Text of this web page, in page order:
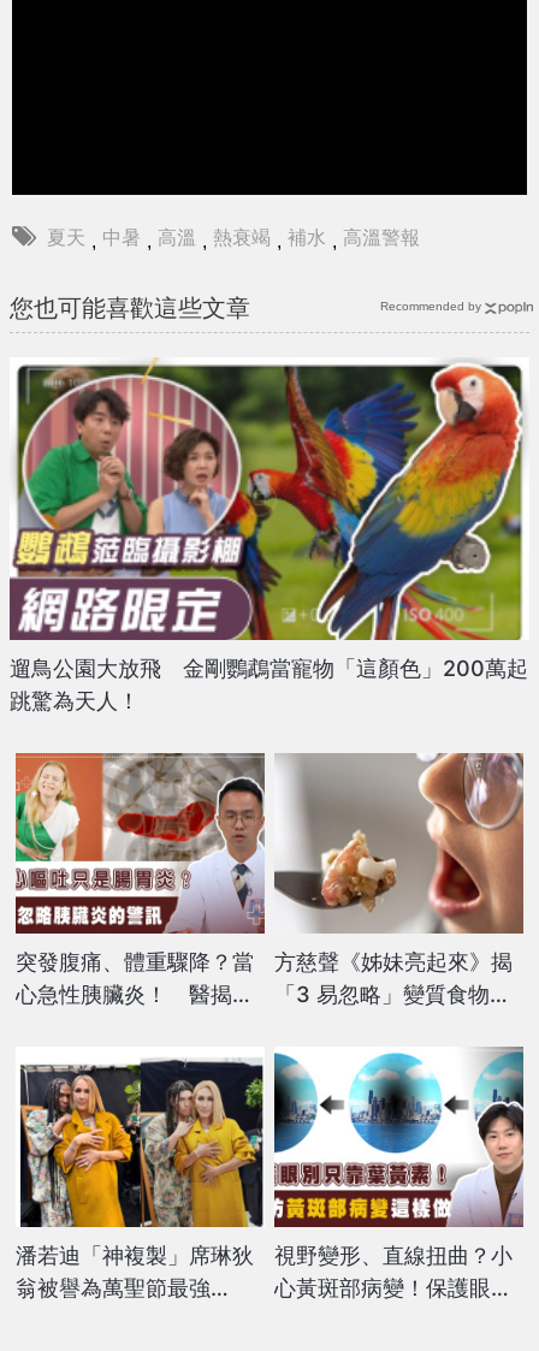
夏天 中暑 高溫 熱衰竭 補水 高溫警報
您也可能喜歡這些文章
遛鳥公園大放飛 金剛鸚鵡當寵物「這顏色」200萬起
跳驚為天人！
突發腹痛、體重驟降？當
心急性胰臟炎！ 醫揭
低風險
方慈聲《姊妹亮起來》揭
「3 易忽略」變質食物！
潘若迪「神複製」席琳狄
翁被譽為萬聖節最強
視野變形、直線扭曲？小
心黃斑部病變！保護眼睛
Recommended by